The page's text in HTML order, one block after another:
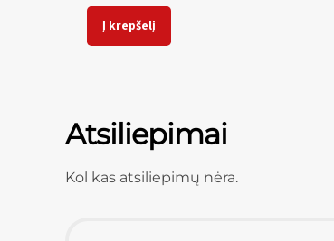
Į krepšelį
Atsiliepimai
Kol kas atsiliepimų nėra.